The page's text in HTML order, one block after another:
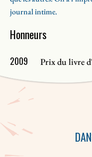
l’expérience ont apportée.
journal intime.
Honneurs
2009 Prix du livre